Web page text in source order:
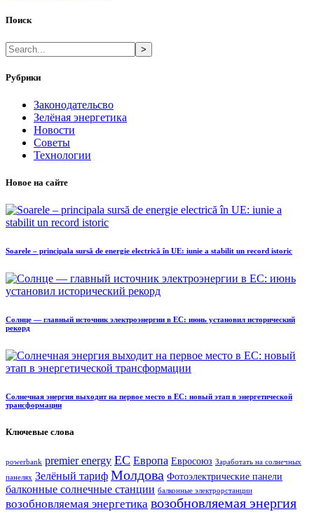
Поиск
>
Рубрики
Законодательсво
Зелёная энергетика
Новости
Советы
Технологии
Новое на сайте
Soarele – principala sursă de energie electrică în UE: iunie a stabilit un record istoric
Солнце — главный источник электроэнергии в ЕС: июнь установил исторический
рекорд
Солнечная энергия выходит на первое место в ЕС: новый этап в энергетической
трансформации
Ключевые слова
powerbank premier energy ЕС Европа Евросоюз Заработать на солнечных
панелях Зелёный тариф Молдова Фотоэлектрические панели
балконные солнечные станции балконные электрорстанции
возобновляемая энергетика возобновляемая энергия